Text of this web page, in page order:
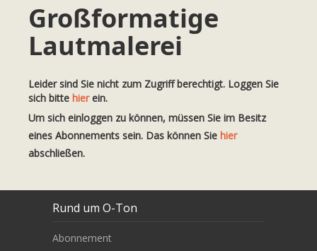
Großformatige
Lautmalerei
Leider sind Sie nicht zum Zugriff berechtigt. Loggen Sie
sich bitte hierein.
Um sich einloggen zu können, müssen Sie im Besitz
eines Abonnements sein. Das können Sie hier
abschließen.
Rund um O-Ton
Abonnement